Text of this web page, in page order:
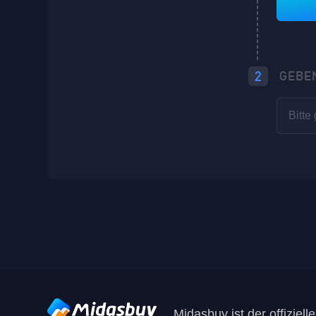
2